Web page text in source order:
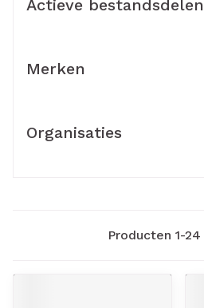
Actieve bestandsdelen
Merken
Organisaties
Producten 1-24